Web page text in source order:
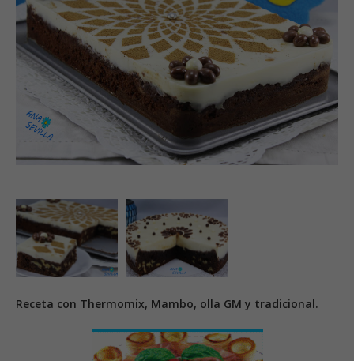
Receta con Thermomix, Mambo, olla GM y tradicional.